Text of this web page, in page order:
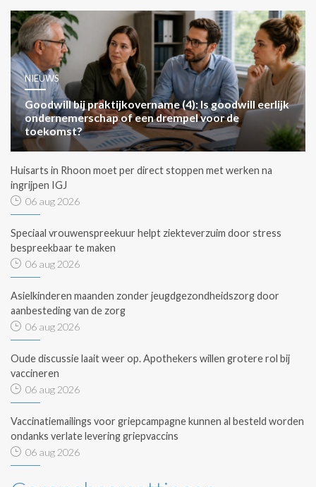
NIEUWS
Goodwill bij praktijkovername (4): Is goodwill eerlijk
ondernemerschap of een drempel voor de
toekomst?
Huisarts in Rhoon moet per direct stoppen met werken na
ingrijpen IGJ
06 aug 2026
Speciaal vrouwenspreekuur helpt ziekteverzuim door stress
bespreekbaar te maken
06 aug 2026
Asielkinderen maanden zonder jeugdgezondheidszorg door
aanbesteding van de zorg
06 aug 2026
Oude discussie laait weer op. Apothekers willen grotere rol bij
vaccineren
06 aug 2026
Vaccinatiemailings voor griepcampagne kunnen al besteld worden
ondanks verlate levering griepvaccins
06 aug 2026